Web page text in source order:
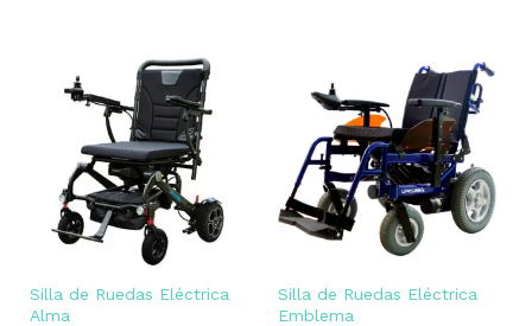
Silla de Ruedas Eléctrica
Alma
Silla de Ruedas Eléctrica
Emblema